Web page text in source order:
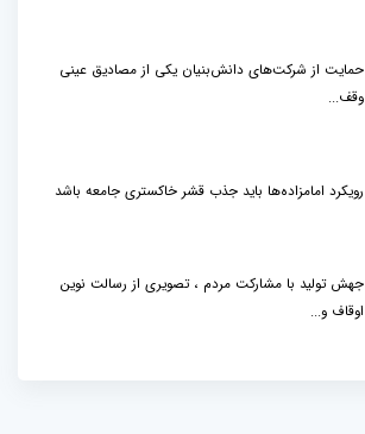
حمایت از شرکت‌های دانش‌بنیان یکی از مصادیق عینی
وقف...
رویکرد امامزاده‌ها باید جذب قشر خاکستری جامعه باشد
جهش تولید با مشارکت مردم ، تصویری از رسالت نوین
اوقاف و...